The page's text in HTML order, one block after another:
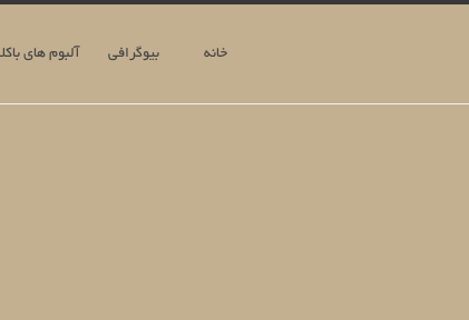
خانه بیوگرافی آلبوم های